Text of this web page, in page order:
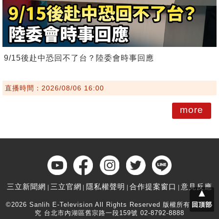
9/15後赴中恐回不了台？陸委會時事回應
直播時間：2026/08/06 16:00
more
三立新聞網 三立官網 隱私權聲明 合作提案窗口 意見反應
©2026 Sanlih E-Television All Rights Reserved 版權所有 盜用必
究 台北市內湖區舊宗路一段159號 02-8792-8888
▲
回頂部